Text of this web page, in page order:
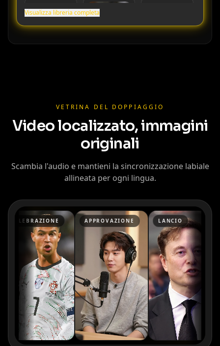
Kai Cenat IShowSpeed Ninja
xQc Valkyrae Podcaster 01
Podcaster 02 Podcaster 03 Podcaster 04
Visualizza libreria completa
VETRINA DEL DOPPIAGGIO
Video localizzato, immagini
originali
Scambia l'audio e mantieni la sincronizzazione labiale
allineata per ogni lingua.
APPROVAZIONE LANCIO